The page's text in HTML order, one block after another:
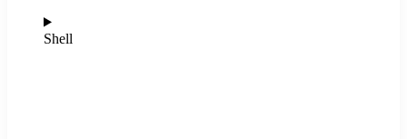
Shell